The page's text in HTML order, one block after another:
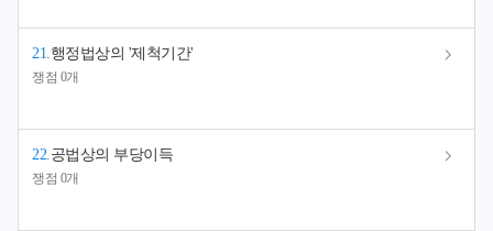
21.행정법상의 '제척기간'
쟁점 0개
22.공법상의 부당이득
쟁점 0개